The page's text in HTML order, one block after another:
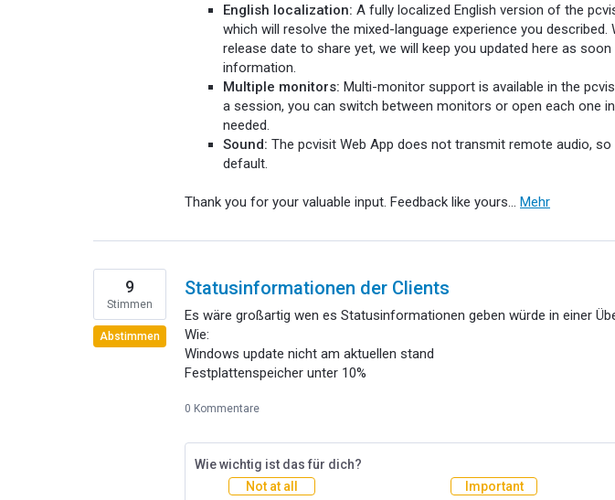
English localization: A fully localized English version of the
which will resolve the mixed-language experience you described.
release date to share yet, we will keep you updated here as
information.
Multiple monitors: Multi-monitor support is available in the
a session, you can switch between monitors or open each one
needed.
Sound: The pcvisit Web App does not transmit remote audio,
default.
Thank you for your valuable input. Feedback like yours… Mehr
Statusinformationen der Clients
Es wäre großartig wen es Statusinformationen geben würde in einer
Wie:
Windows update nicht am aktuellen stand
Festplattenspeicher unter 10%
9
Stimmen
Abstimmen
0 Kommentare
Wie wichtig ist das für dich?
Not at all
Important